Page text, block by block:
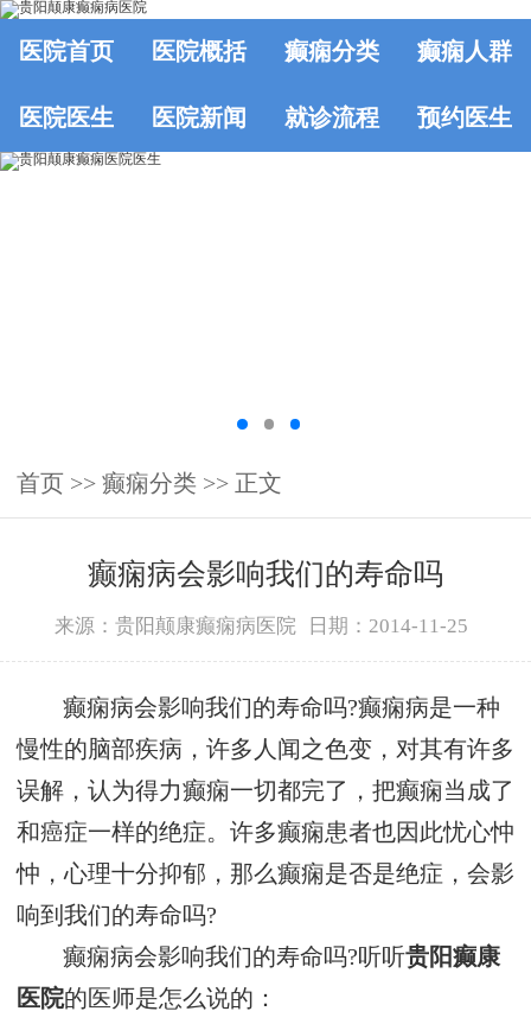
医院首页 医院概括 癫痫分类 癫痫人群
医院医生 医院新闻 就诊流程 预约医生
首页 >> 癫痫分类 >> 正文
癫痫病会影响我们的寿命吗
来源：贵阳颠康癫痫病医院 日期：2014-11-25
癫痫病会影响我们的寿命吗?癫痫病是一种
慢性的脑部疾病，许多人闻之色变，对其有许多
误解，认为得力癫痫一切都完了，把癫痫当成了
和癌症一样的绝症。许多癫痫患者也因此忧心忡
忡，心理十分抑郁，那么癫痫是否是绝症，会影
响到我们的寿命吗?
癫痫病会影响我们的寿命吗?听听贵阳癫康
医院的医师是怎么说的：